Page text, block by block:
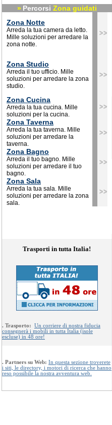
» Percorsi Zona guidati
Zona Notte
Arreda la tua camera da letto.
Mille soluzioni per arredare la
zona notte.
Zona Studio
Arreda il tuo ufficio. Mille
soluzioni per arredare la zona
studio.
Zona Cucina
Arreda la tua cucina. Mille
soluzioni per la cucina.
Zona Taverna
Arreda la tua taverna. Mille
soluzioni per arredare la
taverna.
Zona Bagno
Arreda il tuo bagno. Mille
soluzioni per arredare il tuo
bagno.
Zona Sala
Arreda la tua sala. Mille
soluzioni per arredare la zona
sala.
Trasporti in tutta Italia!
. Trasporto: Un corriere di nostra fiducia
consegnerà i mobili in tutta Italia (isole
escluse) in 48 ore!
. Partners su Web: In questa sezione troverete
i siti, le directory, i motori di ricerca che hanno
reso possibile la nostra avventura web.